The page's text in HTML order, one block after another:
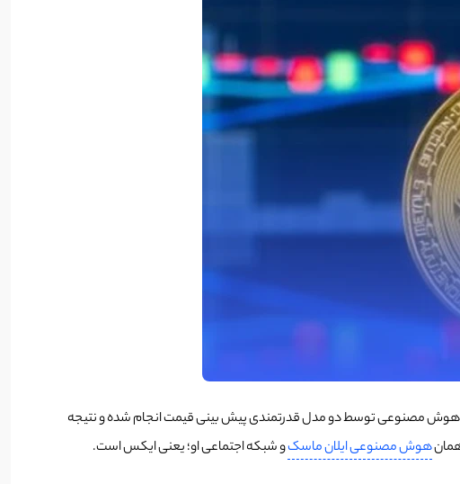
کرده است، پیش بینی قیمت بیت کوین با هوش مصنوعی توسط دو مدل قدرتمندی پیش بینی قیمت انجام شده و نتیجه
هوش مصنوعی ایلان ماسکو شبکه اجتماعی او؛ یعنی ایکس است.